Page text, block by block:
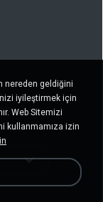
nereden geldiğini
iyileştirmek için
Web Sitemizi
kullanmamıza izin